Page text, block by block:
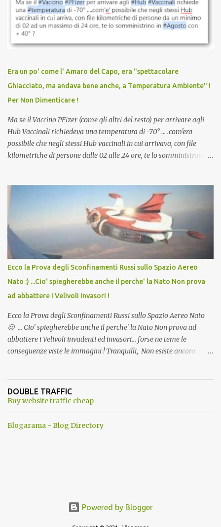
sconti, incentivi per vaccinarsi. Non avevamo mai visto
discriminazioni per coloro che non l’hanno fatto. Se non sei stato
vaccinato, nessuno aveva prima cercato di farti sentire una
persona cattiva. Non avevamo mai visto un vaccino che minacci le
vaccino usato per minacciare i mezzi di sussistenza, il lavoro o la
scuola. Non avevamo mai visto un vaccino che permettesse a un
dodicenne di ignorare il consenso dei genitori. Dopo tutti i vaccini
che abbiamo elencato sopra...
Era un po' come l' Amaro del Capo, era "spettacolare
Ghiacciato, ma andava bene anche, a Temperatura Ambiente" !
Per Non Dimenticare !
Ma se il Vaccino PFizer (come gli altri del resto) per arrivare agli
Hub Vaccinali richiedeva una temperatura di -70° ... .com'era
possibile che negli stessi Hub vaccinali in cui arrivava, con file
kilometriche di persone dalle 02 alle 24 ore, te lo somministravano
Vaccino come: l' Amaro del Capo, era "spettacolare Ghiacciato, ma
andava bene anche, a Temperatura Ambiente"! Riproponiamo
l'articolo per NON Dimenticare!
Ecco la Prova degli Sconfinamenti Russi sullo Spazio Aereo
Nato :) ...Cio' spiegherebbe anche il perche' la Nato Non prova
ad abbattere i Velivoli invasori !
Ecco la Prova degli Sconfinamenti Russi sullo Spazio Aereo Nato
😛 ... Cio' spiegherebbe anche il perche' la Nato Non prova ad
abbattere i Velivoli invadenti ed invasori... forse ne teme le
conseguenze viste le immagini ! Tranquilli, Non esiste ancora
ancora una fantasia Nato o forse una "False Flag", per provocare
una guerra mondiale che difficilmente da menti sane, potrebbe
DOUBLE TRAFFIC
Buy website traffic cheap
Blogarama - Blog Directory
Powered by Blogger